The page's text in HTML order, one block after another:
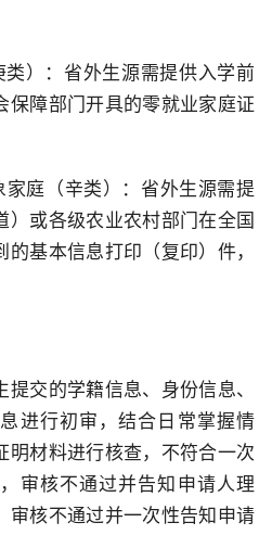
类）：省外生源需提供入学前
保障部门开具的零就业家庭证
家庭（辛类）：省外生源需提
）或各级农业农村部门在全国
基本信息打印（复印）件，
交的学籍信息、身份信息、
进行初审，结合日常掌握情
明材料进行核查，不符合一次
审核不通过并告知申请人理
审核不通过并一次性告知申请